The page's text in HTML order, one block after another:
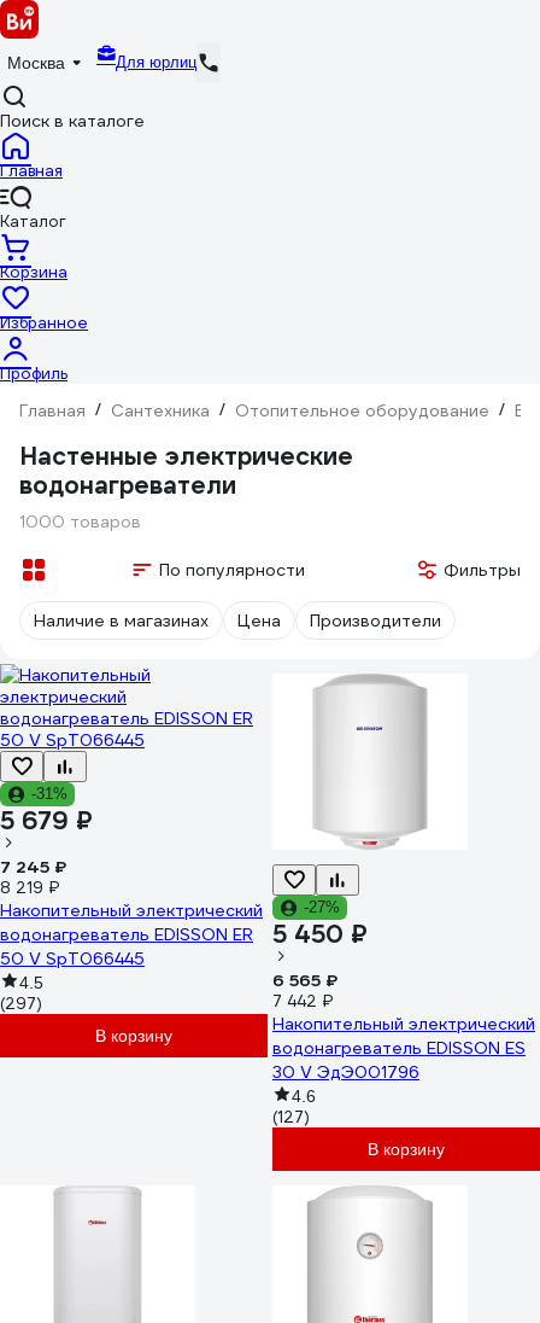
Москва Для юрлиц
Поиск в каталоге
Главная
Каталог
Корзина
Избранное
Профиль
Главная / Сантехника / Отопительное оборудование /
Настенные электрические
водонагреватели
1000 товаров
По популярности Фильтры
Наличие в магазинах Цена Производители
-31%
5 679 ₽
7 245 ₽
8 219 ₽
Накопительный электрический
водонагреватель EDISSON ER
50 V SpT066445
4.5
(297)
В корзину
-27%
5 450 ₽
6 565 ₽
7 442 ₽
Накопительный электрический
водонагреватель EDISSON ES
30 V ЭдЭ001796
4.6
(127)
В корзину